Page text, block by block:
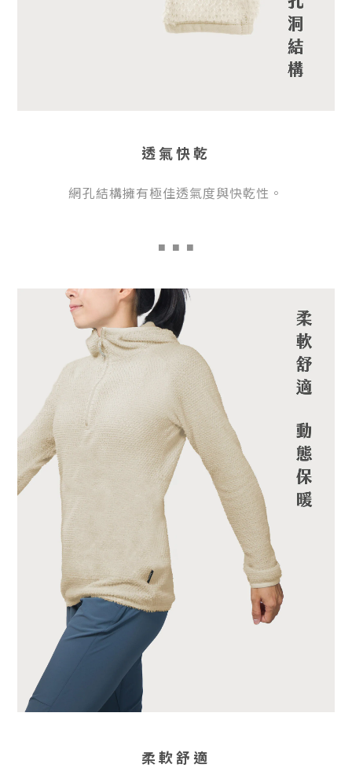
透氣快乾
網孔結構擁有極佳透氣度與快乾性。
■ ■ ■
柔軟舒適